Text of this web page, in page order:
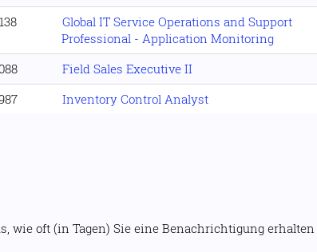
Global IT Service Operations and Support
Professional - Application Monitoring
Field Sales Executive II
Inventory Control Analyst
wie oft (in Tagen) Sie eine Benachrichtigung erhalten